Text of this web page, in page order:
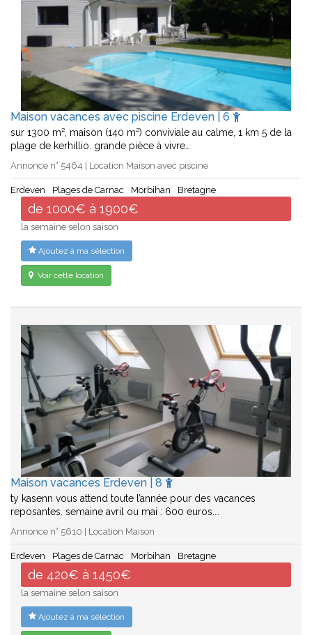
Maison vacances avec piscine Erdeven | 6
sur 1300 m², maison (140 m²) conviviale au calme, 1 km 5 de la
plage de kerhillio. grande pièce à vivre…
Annonce n° 5464 | Location Maison avec piscine
Erdeven Plages de Carnac Morbihan Bretagne
de 1000€ à 1900€
la semaine selon saison
Ajoutez à ma sélection
Voir cette location
Maison vacances Erdeven | 8
ty kasenn vous attend toute l’année pour des vacances
reposantes. semaine avril ou mai : 600 euros.…
Annonce n° 5610 | Location Maison
Erdeven Plages de Carnac Morbihan Bretagne
de 420€ à 1450€
la semaine selon saison
Ajoutez à ma sélection